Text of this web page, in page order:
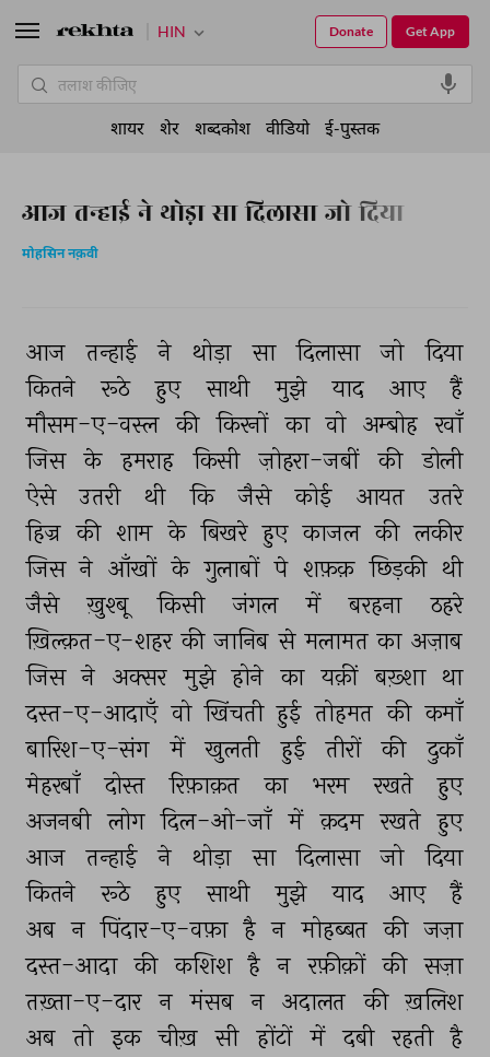
आज तन्हाई ने थोड़ा सा दिलासा जो दिया
मोहसिन नक़वी
आज तन्हाई ने थोड़ा सा दिलासा जो
दिया
कितने
रूठे हुए साथी मुझे याद आए
हैं
मौसम-ए-वस्ल की किरनों का वो अम्बोह रवाँ
जिस के हमराह किसी ज़ोहरा-जबीं की
डोली
ऐसे
उतरी थी कि जैसे कोई आयत
उतरे
हिज्र की शाम के बिखरे हुए काजल की लकीर
जिस ने आँखों के गुलाबों पे शफ़क़ छिड़की थी
जैसे
ख़ुश्बू किसी जंगल में बरहना
ठहरे
ख़िल्क़त-ए-शहर की जानिब से मलामत का अज़ाब
जिस ने अक्सर मुझे होने का यक़ीं बख़्शा था
दस्त-ए-आदाएँ वो खिंचती हुई तोहमत की कमाँ
बारिश-ए-संग
में खुलती हुई तीरों की
दुकाँ
मेहरबाँ
दोस्त रिफ़ाक़त का भरम रखते
हुए
अजनबी लोग दिल-ओ-जाँ में क़दम रखते हुए
आज
तन्हाई ने थोड़ा सा दिलासा जो
दिया
कितने
रूठे हुए साथी मुझे याद आए
हैं
अब न पिंदार-ए-वफ़ा है न मोहब्बत की जज़ा
दस्त-आदा की कशिश है न रफ़ीक़ों की सज़ा
तख़्ता-ए-दार न मंसब न अदालत की ख़लिश
अब तो इक चीख़ सी होंटों में दबी रहती है
HIN Get App
Donate
शायर शेर शब्दकोश वीडियो ई-पुस्तक